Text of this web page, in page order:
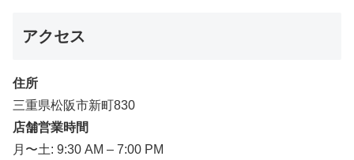
アクセス
住所
三重県松阪市新町830
店舗営業時間
月〜土: 9:30 AM – 7:00 PM